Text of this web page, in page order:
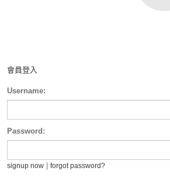
會員登入
Username:
Password:
signup now forgot password?